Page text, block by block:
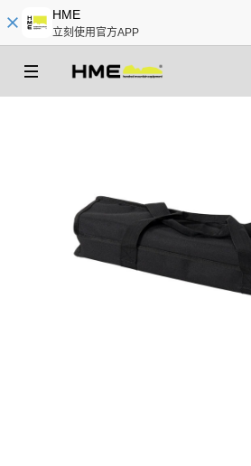
HME
立刻使用官方APP